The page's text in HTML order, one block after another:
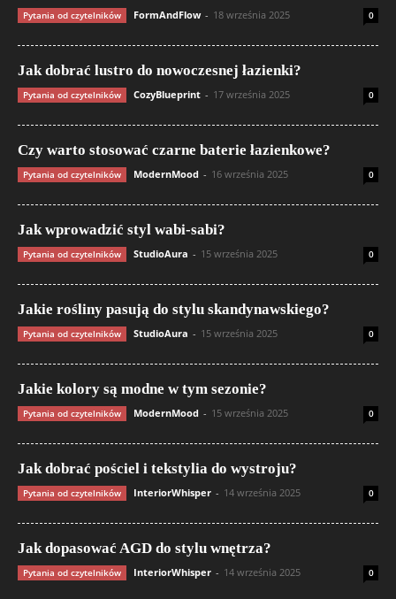
Pytania od czytelników FormAndFlow - 18 września 2025 0
Jak dobrać lustro do nowoczesnej łazienki?
Pytania od czytelników CozyBlueprint - 17 września 2025 0
Czy warto stosować czarne baterie łazienkowe?
Pytania od czytelników ModernMood - 16 września 2025 0
Jak wprowadzić styl wabi-sabi?
Pytania od czytelników StudioAura - 15 września 2025 0
Jakie rośliny pasują do stylu skandynawskiego?
Pytania od czytelników StudioAura - 15 września 2025 0
Jakie kolory są modne w tym sezonie?
Pytania od czytelników ModernMood - 15 września 2025 0
Jak dobrać pościel i tekstylia do wystroju?
Pytania od czytelników InteriorWhisper - 14 września 2025 0
Jak dopasować AGD do stylu wnętrza?
Pytania od czytelników InteriorWhisper - 14 września 2025 0